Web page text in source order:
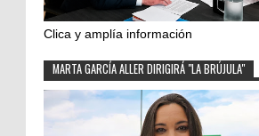
Clica y amplía información
MARTA GARCÍA ALLER DIRIGIRÁ "LA BRÚJULA"